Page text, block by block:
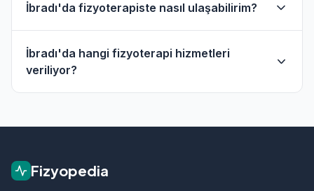
hizmeti sunan fizyoterapistler bulunmaktadır.
Evde hizmet filtresini kullanarak bu
fizyoterapistleri bulabilirsiniz.
İbradı'da fizyoterapiste nasıl ulaşabilirim?
telefon veya WhatsApp ile doğrudan iletişime
geçebilirsiniz.
İbradı'da hangi fizyoterapi hizmetleri
veriliyor?
Fizyopedia